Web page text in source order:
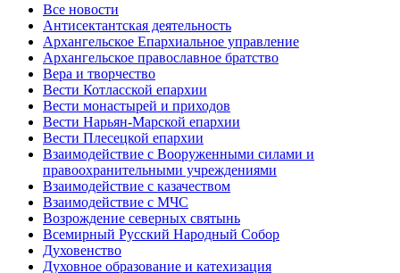
Все новости
Антисектантская деятельность
Архангельское Епархиальное управление
Архангельское православное братство
Вера и творчество
Вести Котласской епархии
Вести монастырей и приходов
Вести Нарьян-Марской епархии
Вести Плесецкой епархии
Взаимодействие с Вооруженными силами и
правоохранительными учреждениями
Взаимодействие с казачеством
Взаимодействие с МЧС
Возрождение северных святынь
Всемирный Русский Народный Собор
Духовенство
Духовное образование и катехизация